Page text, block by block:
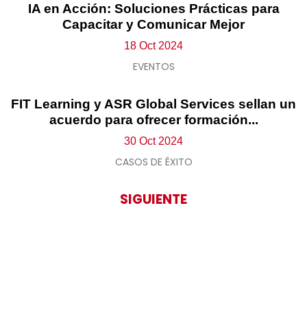
IA en Acción: Soluciones Prácticas para
Capacitar y Comunicar Mejor
18 Oct 2024
EVENTOS
FIT Learning y ASR Global Services sellan un
acuerdo para ofrecer formación...
30 Oct 2024
CASOS DE ÉXITO
SIGUIENTE